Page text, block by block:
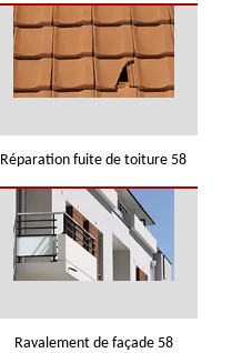
Réparation fuite de toiture 58
Ravalement de façade 58